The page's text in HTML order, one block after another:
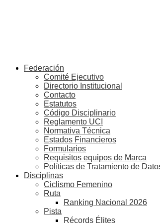
Federación
Comité Ejecutivo
Directorio Institucional
Contacto
Estatutos
Código Disciplinario
Reglamento UCI
Normativa Técnica
Estados Financieros
Formularios
Requisitos equipos de Marca
Políticas de Tratamiento de
Disciplinas
Ciclismo Femenino
Ruta
Ranking Nacional 2026
Pista
Récords Élites